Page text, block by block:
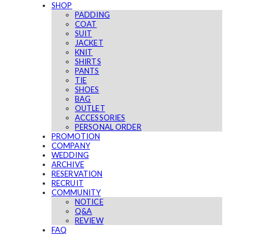
SHOP
PADDING
COAT
SUIT
JACKET
KNIT
SHIRTS
PANTS
TIE
SHOES
BAG
OUTLET
ACCESSORIES
PERSONAL ORDER
PROMOTION
COMPANY
WEDDING
ARCHIVE
RESERVATION
RECRUIT
COMMUNITY
NOTICE
Q&A
REVIEW
FAQ